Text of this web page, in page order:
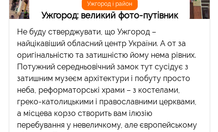
Ужгород і район
Ужгород: великий фото-путівник
Не буду стверджувати, що Ужгород –
найцікавіший обласний центр України. А от за
оригінальністю та затишністю йому нема рівних.
Потужний середньовічний замок тут сусідує з
затишним музеєм архітектури і побуту просто
неба, реформаторські храми – з костелами,
греко-католицькими і православними церквами,
а місцева корзо створить вам ілюзію
перебування у невеличкому, але європейському